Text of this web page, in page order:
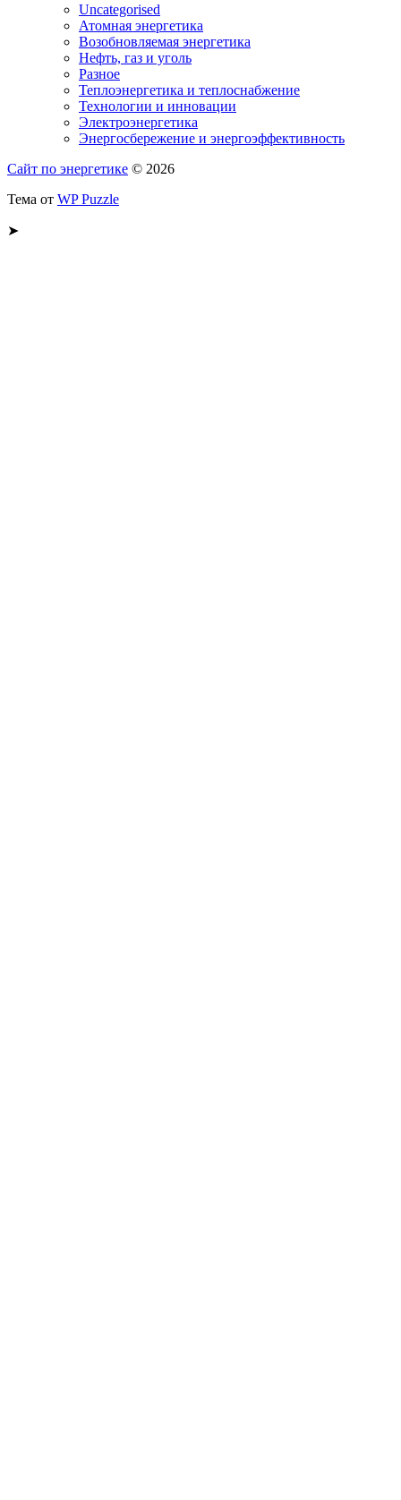
Uncategorised
Атомная энергетика
Возобновляемая энергетика
Нефть, газ и уголь
Разное
Теплоэнергетика и теплоснабжение
Технологии и инновации
Электроэнергетика
Энергосбережение и энергоэффективность
Сайт по энергетике © 2026
Тема от WP Puzzle
➤